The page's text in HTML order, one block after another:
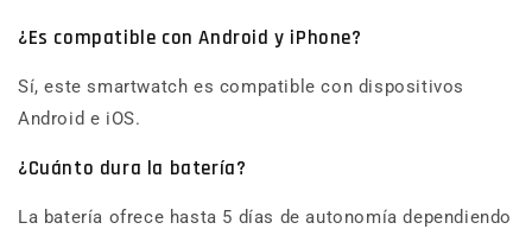
¿Es compatible con Android y iPhone?
Sí, este smartwatch es compatible con dispositivos
Android e iOS.
¿Cuánto dura la batería?
La batería ofrece hasta 5 días de autonomía dependiendo